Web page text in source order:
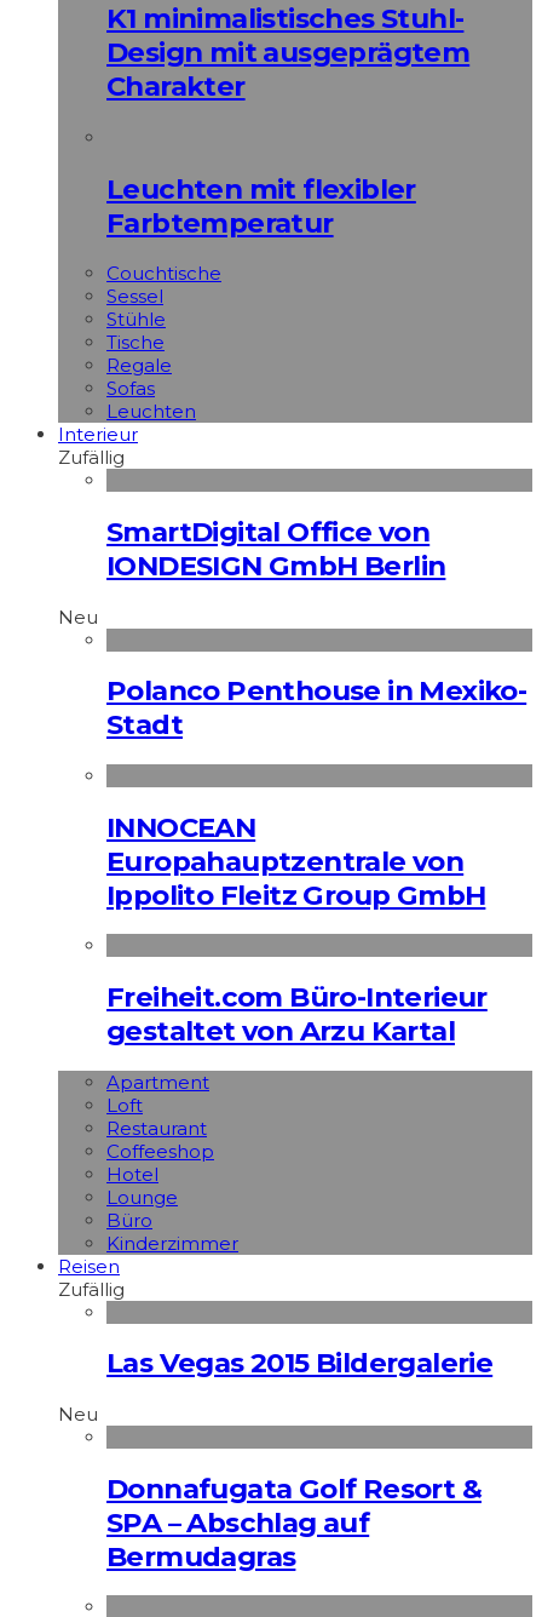
K1 minimalistisches Stuhl-
Design mit ausgeprägtem
Charakter
Leuchten mit flexibler
Farbtemperatur
Couchtische
Sessel
Stühle
Tische
Regale
Sofas
Leuchten
Interieur
Zufällig
SmartDigital Office von
IONDESIGN GmbH Berlin
Neu
Polanco Penthouse in Mexiko-
Stadt
INNOCEAN
Europahauptzentrale von
Ippolito Fleitz Group GmbH
Freiheit.com Büro-Interieur
gestaltet von Arzu Kartal
Apart­ment
Loft
Restaurant
Coffeeshop
Hotel
Lounge
Büro
Kinderzimmer
Reisen
Zufällig
Las Vegas 2015 Bildergalerie
Neu
Donnafugata Golf Resort &
SPA – Abschlag auf
Bermudagras